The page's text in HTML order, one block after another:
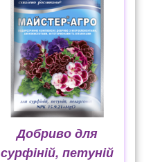
Добриво для
сурфіній, петуній